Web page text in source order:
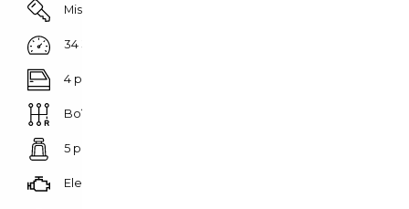
Mise en circulation 01/06/2024
34 371 km
4 portes
Boîte automatique
5 places
Electrique